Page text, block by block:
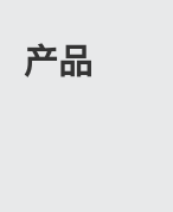
产品